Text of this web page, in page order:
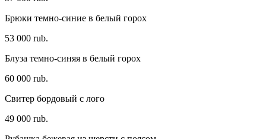
Брюки темно-синие в белый горох
53 000 rub.
Блуза темно-синяя в белый горох
60 000 rub.
Свитер бордовый с лого
49 000 rub.